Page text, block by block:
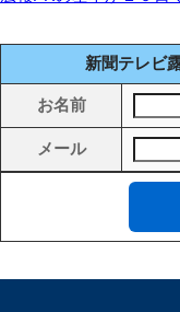
新聞テレビ
お名前
メール